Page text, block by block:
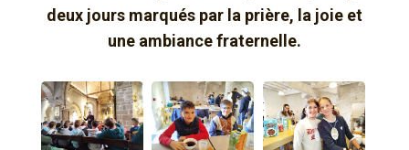
deux jours marqués par la prière, la joie et
une ambiance fraternelle.